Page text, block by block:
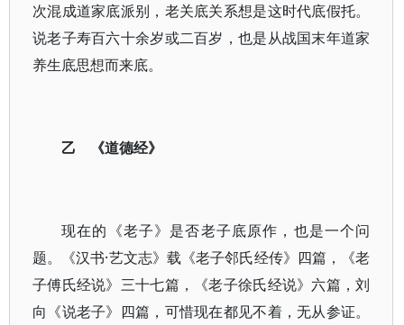
次混成道家底派别，老关底关系想是这时代底假托。
说老子寿百六十余岁或二百岁，也是从战国末年道家
养生底思想而来底。
乙 《道德经》
现在的《老子》是否老子底原作，也是一个问
题。《汉书·艺文志》载《老子邻氏经传》四篇，《老
子傅氏经说》三十七篇，《老子徐氏经说》六篇，刘
向《说老子》四篇，可惜现在都见不着，无从参证。